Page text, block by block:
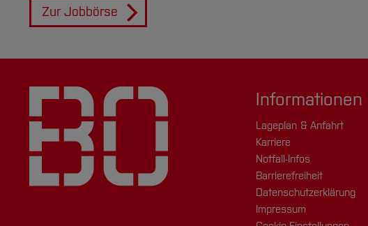
Zur Jobbörse
Informationen
Lageplan & Anfahrt
Karriere
Notfall-Infos
Barrierefreiheit
Datenschutzerklärung
Impressum